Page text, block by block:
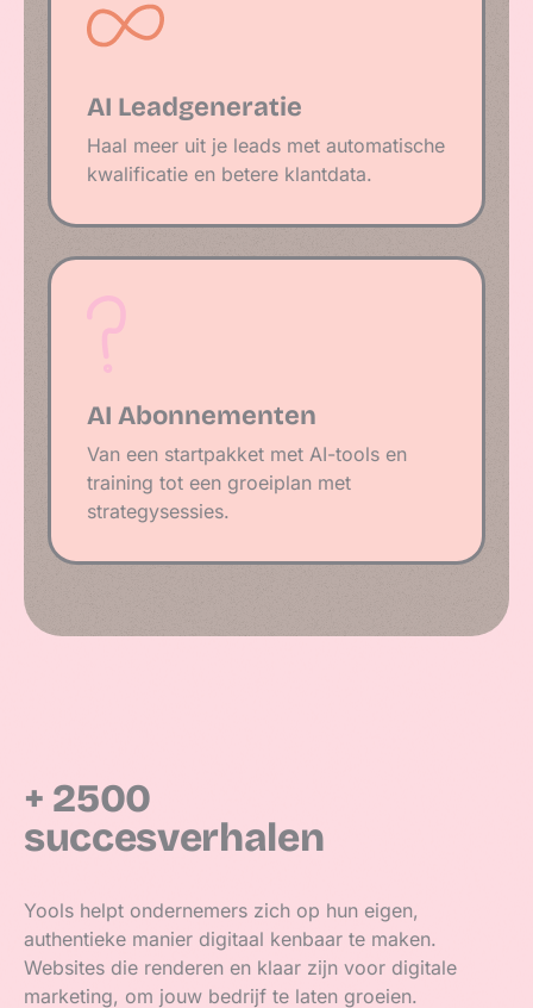
AI Leadgeneratie
Haal meer uit je leads met automatische
kwalificatie en betere klantdata.
AI Abonnementen
Van een startpakket met AI-tools en
training tot een groeiplan met
strategysessies.
+ 2500
succes­verhalen
Yools helpt ondernemers zich op hun eigen,
authentieke manier digitaal kenbaar te maken.
Websites die renderen en klaar zijn voor digitale
marketing, om jouw bedrijf te laten groeien.